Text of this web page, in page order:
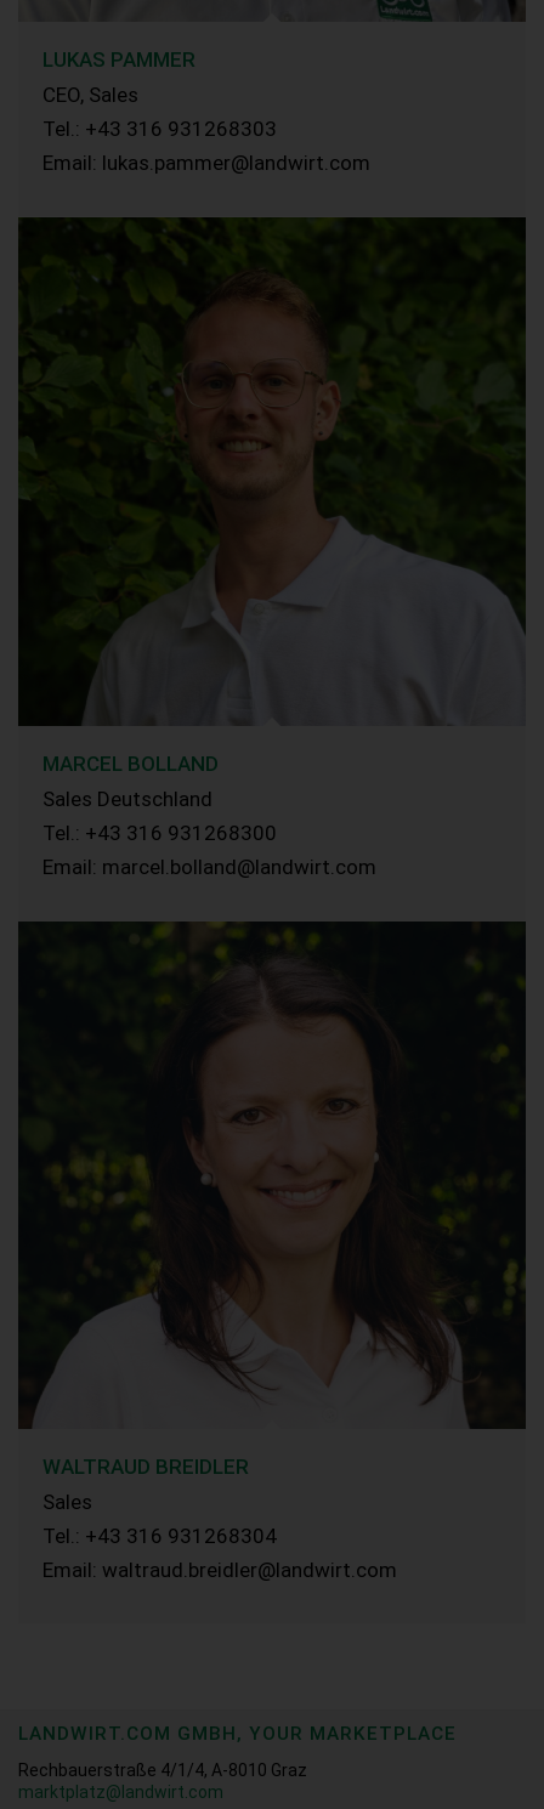
LUKAS PAMMER
CEO, Sales
Tel.: +43 316 931268303
Email: lukas.pammer@landwirt.com
MARCEL BOLLAND
Sales Deutschland
Tel.: +43 316 931268300
Email: marcel.bolland@landwirt.com
WALTRAUD BREIDLER
Sales
Tel.: +43 316 931268304
Email: waltraud.breidler@landwirt.com
LANDWIRT.COM GMBH, YOUR MARKETPLACE
Rechbauerstraße 4/1/4, A-8010 Graz
marktplatz@landwirt.com